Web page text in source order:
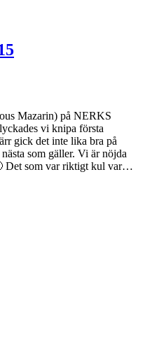
Mazarin) på NERKS
vi knipa första
gick det inte lika bra på
som gäller. Vi är nöjda
Det som var riktigt kul var…